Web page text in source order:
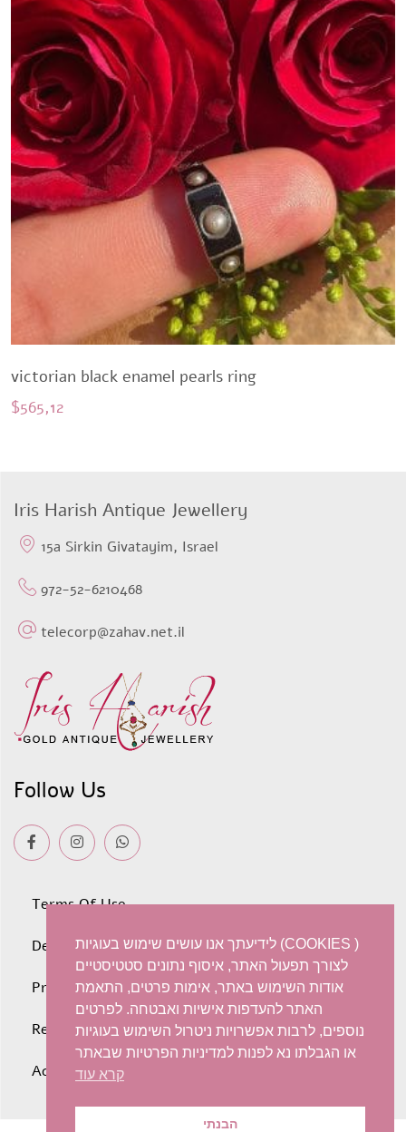
victorian black enamel pearls ring
$565,12
Iris Harish Antique Jewellery
15a Sirkin Givatayim, Israel
972-52-6210468
telecorp@zahav.net.il
Follow Us
Terms Of Use
Deliveries
Privacy policy
Refunds and Exchanges
Accessibility statement
לידיעתך אנו עושים שימוש בעוגיות (COOKIES )
לצורך תפעול האתר, איסוף נתונים סטטיסטיים
אודות השימוש באתר, אימות פרטים, התאמת
האתר להעדפות אישיות ואבטחה. לפרטים
נוספים, לרבות אפשרויות ניטרול השימוש בעוגיות
או הגבלתו נא לפנות למדיניות הפרטיות שבאתר
קרא עוד
הבנתי